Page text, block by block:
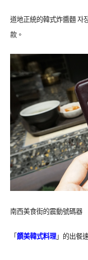
道地正統的韓式炸醬麵 자
款。
南西美食街的震動號碼器
「 饌美韓式料理 」的出餐